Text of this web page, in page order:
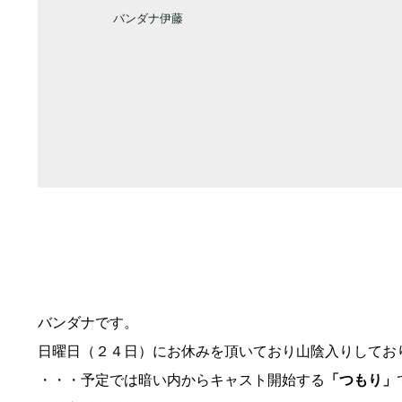
バンダナ伊藤
バンダナです。
日曜日（２４日）にお休みを頂いており山陰入りしてお
・・・予定では暗い内からキャスト開始する 「つもり」